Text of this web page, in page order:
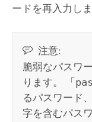
ードを再入力しま
注意:
脆弱なパスワ
ります。 「
るパスワード
字を含むパス